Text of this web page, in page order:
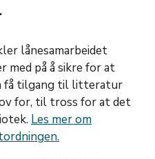
lånesamarbeidet
med på å sikre for at
få tilgang til litteratur
for, til tross for at det
Les mer om